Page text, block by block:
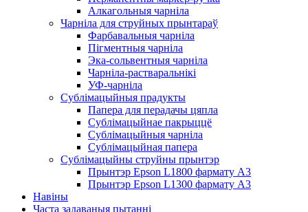
Алкагольныя чарніла
Чарніла для струйных прынтараў
Фарбавальныя чарніла
Пігментныя чарніла
Эка-сольвентныя чарніла
Чарніла-растваральнікі
УФ-чарніла
Сублімацыйныя прадукты
Папера для перадачы цяпла
Сублімацыйнае пакрыццё
Сублімацыйныя чарніла
Сублімацыйная папера
Сублімацыйны струйны прынтэр
Прынтэр Epson L1800 фармату A3
Прынтэр Epson L1300 фармату A3
Навіны
Часта задаваныя пытанні